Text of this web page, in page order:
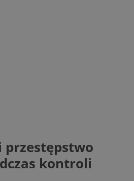
przestępstwo
kontroli